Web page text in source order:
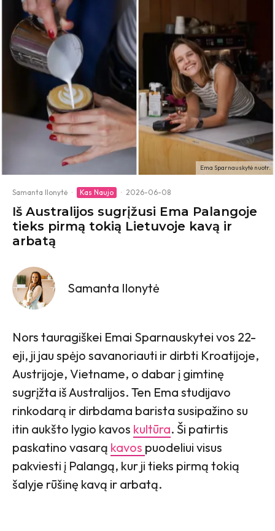
Ema Sparnauskytė nuotr.
Samanta Ilonytė · Kas Naujo · 2026-06-08
Iš Australijos sugrįžusi Ema Palangoje
tieks pirmą tokią Lietuvoje kavą ir
arbatą
Samanta Ilonytė
Nors tauragiškei Emai Sparnauskytei vos 22-
eji, ji jau spėjo savanoriauti ir dirbti Kroatijoje,
Austrijoje, Vietname, o dabar į gimtinę
sugrįžta iš Australijos. Ten Ema studijavo
rinkodarą ir dirbdama barista susipažino su
itin aukšto lygio kavos kultūra. Ši patirtis
paskatino vasarą kavos puodeliui visus
pakviesti į Palangą, kur ji tieks pirmą tokią
šalyje rūšinę kavą ir arbatą.